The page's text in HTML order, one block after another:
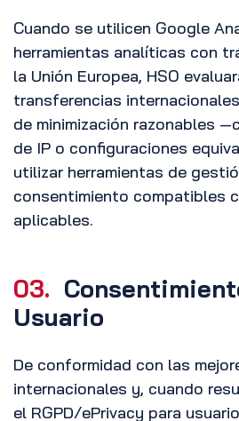
Cuando se utilicen Google
herramientas analíticas con
la Unión Europea, HSO
transferencias
de minimización razonables
de IP o configuraciones
utilizar herramientas de
consentimiento compatibles
aplicables.
03.
Usuario
De conformidad con las
internacionales y, cuando
el RGPD/ePrivacy para